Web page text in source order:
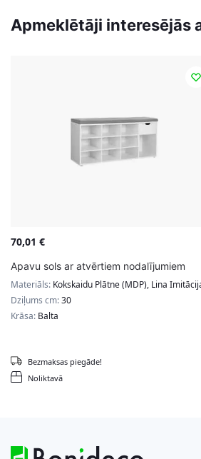
Apmeklētāji interesējās
70,01 €
Apavu sols ar atvērtiem nodalījumiem
Materiāls: Kokskaidu Plātne (MDP), Lina
Dziļums cm:30
Krāsa: Balta
Noliktavā
Bezmaksas piegāde!